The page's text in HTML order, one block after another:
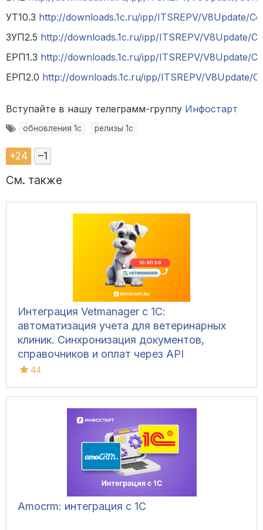
УТ10.3 http://downloads.1c.ru/ipp/ITSREPV/V8Update/
ЗУП2.5 http://downloads.1c.ru/ipp/ITSREPV/V8Update/
ЕРП1.3 http://downloads.1c.ru/ipp/ITSREPV/V8Update/
ЕРП2.0 http://downloads.1c.ru/ipp/ITSREPV/V8Update/
Вступайте в нашу телеграмм-группу Инфостарт
обновления 1с релизы 1с
+24 –1
См. также
Интеграция Vetmanager с 1С:
автоматизация учета для ветеринарных
клиник. Синхронизация документов,
справочников и оплат через API
44
Amocrm: интеграция с 1С